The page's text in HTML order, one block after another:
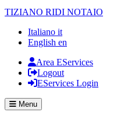
TIZIANO RIDI NOTAIO
Italiano it
English en
Area EServices
Logout
EServices Login
Menu